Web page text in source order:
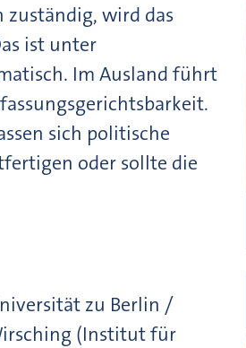
wird das
ist unter
Im Ausland führt
sich politische
oder sollte die
zu Berlin /
(Institut für